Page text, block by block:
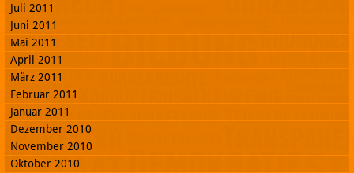
Juli 2011
Juni 2011
Mai 2011
April 2011
März 2011
Februar 2011
Januar 2011
Dezember 2010
November 2010
Oktober 2010